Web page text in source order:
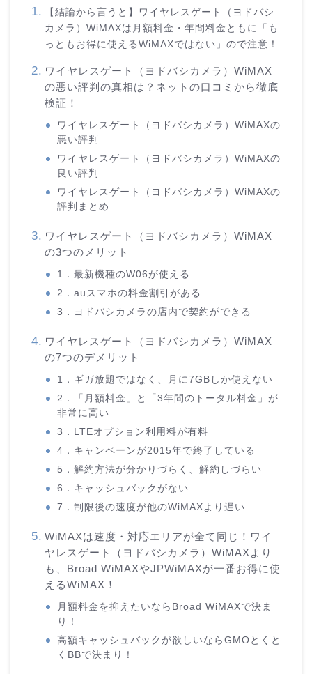
【結論から言うと】ワイヤレスゲート（ヨドバシ
カメラ）WiMAXは月額料金・年間料金ともに「も
っともお得に使えるWiMAXではない」ので注意！
ワイヤレスゲート（ヨドバシカメラ）WiMAX
の悪い評判の真相は？ネットの口コミから徹底
検証！
ワイヤレスゲート（ヨドバシカメラ）WiMAXの
悪い評判
ワイヤレスゲート（ヨドバシカメラ）WiMAXの
良い評判
ワイヤレスゲート（ヨドバシカメラ）WiMAXの
評判まとめ
ワイヤレスゲート（ヨドバシカメラ）WiMAX
の3つのメリット
1．最新機種のW06が使える
2．auスマホの料金割引がある
3．ヨドバシカメラの店内で契約ができる
ワイヤレスゲート（ヨドバシカメラ）WiMAX
の7つのデメリット
1．ギガ放題ではなく、月に7GBしか使えない
2．「月額料金」と「3年間のトータル料金」が
非常に高い
3．LTEオプション利用料が有料
4．キャンペーンが2015年で終了している
5．解約方法が分かりづらく、解約しづらい
6．キャッシュバックがない
7．制限後の速度が他のWiMAXより遅い
WiMAXは速度・対応エリアが全て同じ！ワイ
ヤレスゲート（ヨドバシカメラ）WiMAXより
も、Broad WiMAXやJPWiMAXが一番お得に使
えるWiMAX！
月額料金を抑えたいならBroad WiMAXで決ま
り！
高額キャッシュバックが欲しいならGMOとくと
くBBで決まり！